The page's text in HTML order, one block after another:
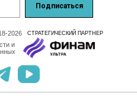
2026
Подписаться
и
СТРАТЕГИЧEСКИЙ ПАРТНЕР